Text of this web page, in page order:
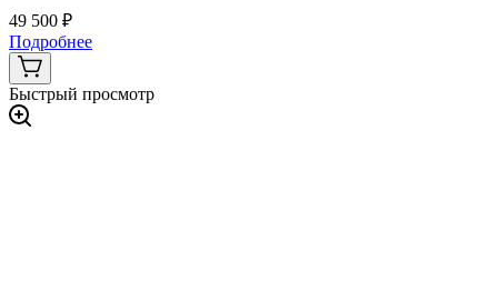
49 500 ₽
Подробнее
Быстрый просмотр